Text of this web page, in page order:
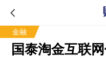
金融
国泰淘金互联